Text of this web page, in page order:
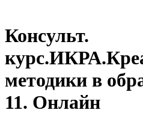
Консульт.
методики в
11. Онлайн